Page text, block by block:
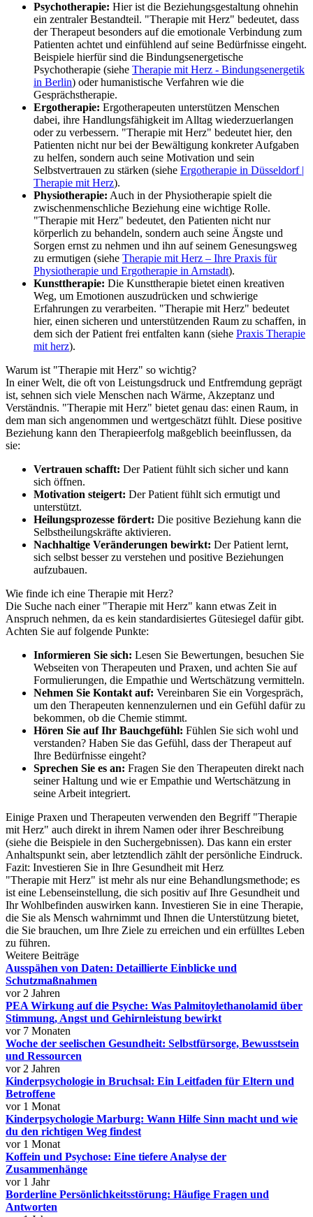
Psychotherapie: Hier ist die Beziehungsgestaltung ohnehin
ein zentraler Bestandteil. "Therapie mit Herz" bedeutet, dass
der Therapeut besonders auf die emotionale Verbindung zum
Patienten achtet und einfühlend auf seine Bedürfnisse eingeht.
Beispiele hierfür sind die Bindungsenergetische
Psychotherapie (siehe Therapie mit Herz - Bindungsenergetik
in Berlin) oder humanistische Verfahren wie die
Gesprächstherapie.
Ergotherapie: Ergotherapeuten unterstützen Menschen
dabei, ihre Handlungsfähigkeit im Alltag wiederzuerlangen
oder zu verbessern. "Therapie mit Herz" bedeutet hier, den
Patienten nicht nur bei der Bewältigung konkreter Aufgaben
zu helfen, sondern auch seine Motivation und sein
Selbstvertrauen zu stärken (siehe Ergotherapie in Düsseldorf |
Therapie mit Herz).
Physiotherapie: Auch in der Physiotherapie spielt die
zwischenmenschliche Beziehung eine wichtige Rolle.
"Therapie mit Herz" bedeutet, den Patienten nicht nur
körperlich zu behandeln, sondern auch seine Ängste und
Sorgen ernst zu nehmen und ihn auf seinem Genesungsweg
zu ermutigen (siehe Therapie mit Herz – Ihre Praxis für
Physiotherapie und Ergotherapie in Arnstadt).
Kunsttherapie: Die Kunsttherapie bietet einen kreativen
Weg, um Emotionen auszudrücken und schwierige
Erfahrungen zu verarbeiten. "Therapie mit Herz" bedeutet
hier, einen sicheren und unterstützenden Raum zu schaffen, in
dem sich der Patient frei entfalten kann (siehe Praxis Therapie
mit herz).
Warum ist "Therapie mit Herz" so wichtig?
In einer Welt, die oft von Leistungsdruck und Entfremdung geprägt
ist, sehnen sich viele Menschen nach Wärme, Akzeptanz und
Verständnis. "Therapie mit Herz" bietet genau das: einen Raum, in
dem man sich angenommen und wertgeschätzt fühlt. Diese positive
Beziehung kann den Therapieerfolg maßgeblich beeinflussen, da
sie:
Vertrauen schafft: Der Patient fühlt sich sicher und kann
sich öffnen.
Motivation steigert: Der Patient fühlt sich ermutigt und
unterstützt.
Heilungsprozesse fördert: Die positive Beziehung kann die
Selbstheilungskräfte aktivieren.
Nachhaltige Veränderungen bewirkt: Der Patient lernt,
sich selbst besser zu verstehen und positive Beziehungen
aufzubauen.
Wie finde ich eine Therapie mit Herz?
Die Suche nach einer "Therapie mit Herz" kann etwas Zeit in
Anspruch nehmen, da es kein standardisiertes Gütesiegel dafür gibt.
Achten Sie auf folgende Punkte:
Informieren Sie sich: Lesen Sie Bewertungen, besuchen Sie
Webseiten von Therapeuten und Praxen, und achten Sie auf
Formulierungen, die Empathie und Wertschätzung vermitteln.
Nehmen Sie Kontakt auf: Vereinbaren Sie ein Vorgespräch,
um den Therapeuten kennenzulernen und ein Gefühl dafür zu
bekommen, ob die Chemie stimmt.
Hören Sie auf Ihr Bauchgefühl: Fühlen Sie sich wohl und
verstanden? Haben Sie das Gefühl, dass der Therapeut auf
Ihre Bedürfnisse eingeht?
Sprechen Sie es an: Fragen Sie den Therapeuten direkt nach
seiner Haltung und wie er Empathie und Wertschätzung in
seine Arbeit integriert.
Einige Praxen und Therapeuten verwenden den Begriff "Therapie
mit Herz" auch direkt in ihrem Namen oder ihrer Beschreibung
(siehe die Beispiele in den Suchergebnissen). Das kann ein erster
Anhaltspunkt sein, aber letztendlich zählt der persönliche Eindruck.
Fazit: Investieren Sie in Ihre Gesundheit mit Herz
"Therapie mit Herz" ist mehr als nur eine Behandlungsmethode; es
ist eine Lebenseinstellung, die sich positiv auf Ihre Gesundheit und
Ihr Wohlbefinden auswirken kann. Investieren Sie in eine Therapie,
die Sie als Mensch wahrnimmt und Ihnen die Unterstützung bietet,
die Sie brauchen, um Ihre Ziele zu erreichen und ein erfülltes Leben
zu führen.
Weitere Beiträge
Ausspähen von Daten: Detaillierte Einblicke und
Schutzmaßnahmen
vor 2 Jahren
PEA Wirkung auf die Psyche: Was Palmitoylethanolamid über
Stimmung, Angst und Gehirnleistung bewirkt
vor 7 Monaten
Woche der seelischen Gesundheit: Selbstfürsorge, Bewusstsein
und Ressourcen
vor 2 Jahren
Kinderpsychologie in Bruchsal: Ein Leitfaden für Eltern und
Betroffene
vor 1 Monat
Kinderpsychologie Marburg: Wann Hilfe Sinn macht und wie
du den richtigen Weg findest
vor 1 Monat
Koffein und Psychose: Eine tiefere Analyse der
Zusammenhänge
vor 1 Jahr
Borderline Persönlichkeitsstörung: Häufige Fragen und
Antworten